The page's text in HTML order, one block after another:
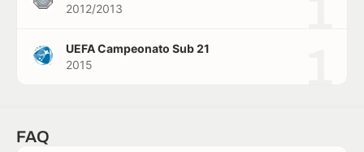
2012/2013
UEFA Campeonato Sub 21
2015
FAQ